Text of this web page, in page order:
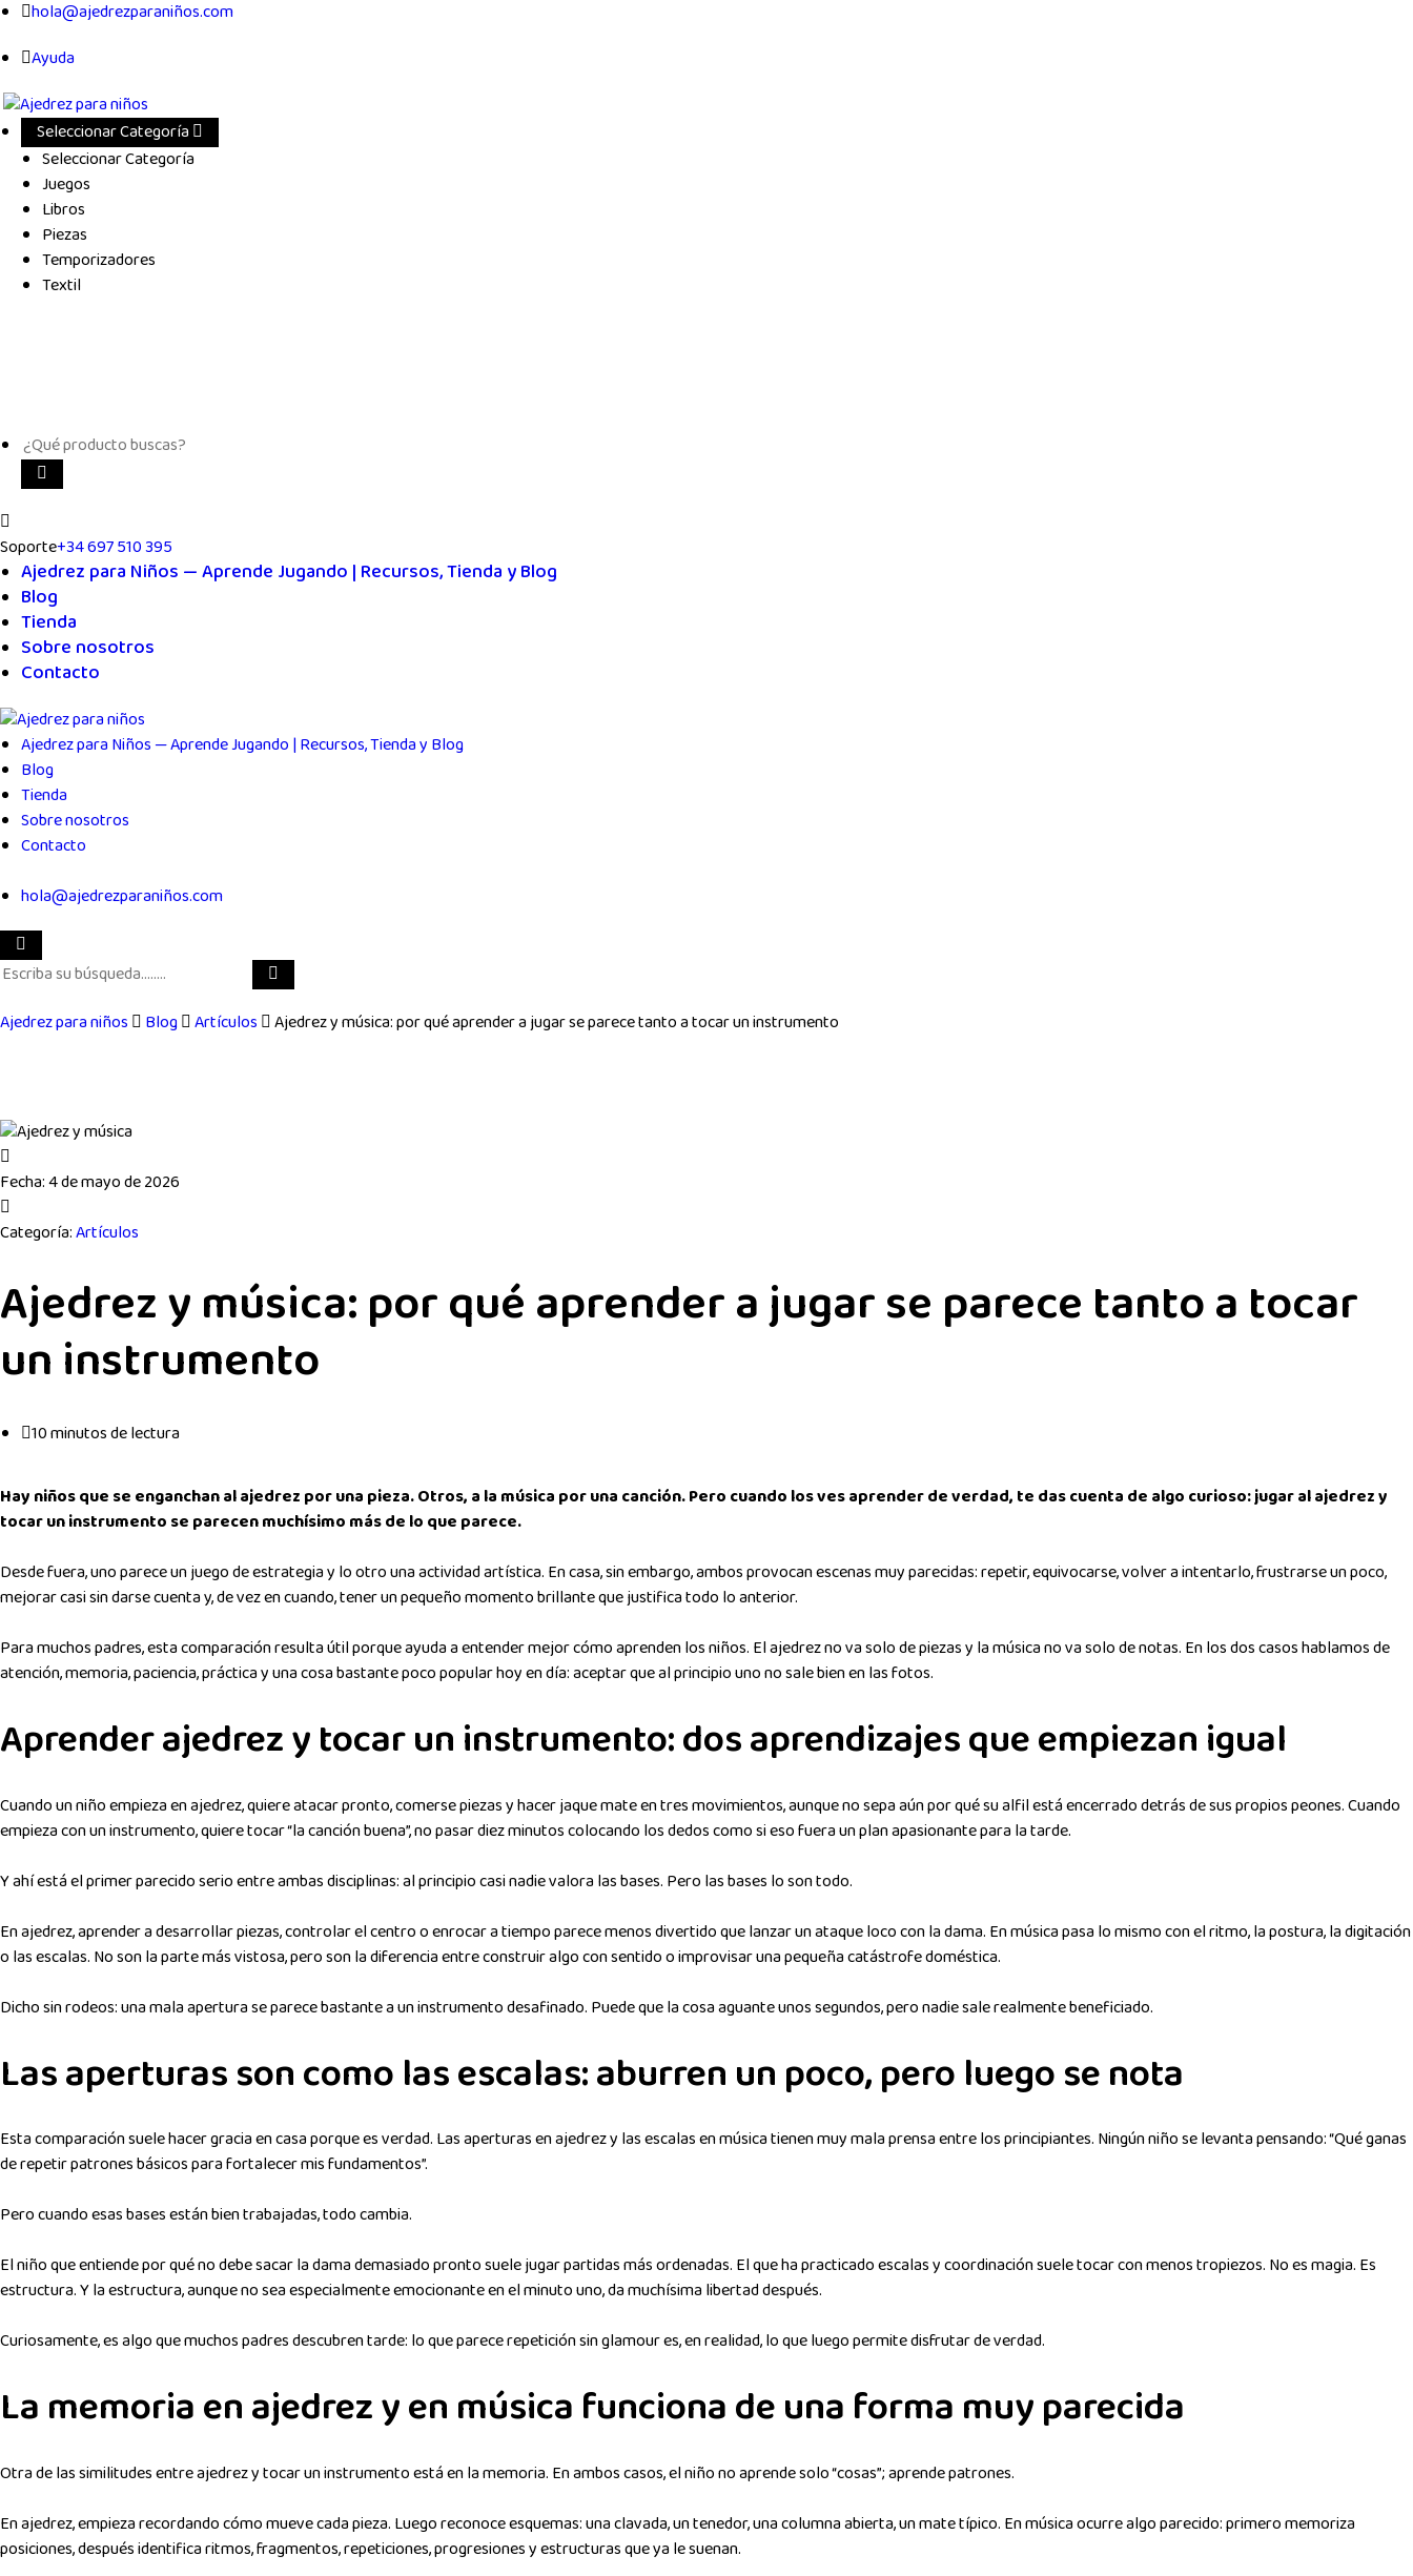
hola@ajedrezparaniños.com
Ayuda
Seleccionar Categoría
Seleccionar Categoría
Juegos
Libros
Piezas
Temporizadores
Textil
Soporte+34 697 510 395
Ajedrez para Niños — Aprende Jugando | Recursos, Tienda y Blog
Blog
Tienda
Sobre nosotros
Contacto
Ajedrez para Niños — Aprende Jugando | Recursos, Tienda y Blog
Blog
Tienda
Sobre nosotros
Contacto
hola@ajedrezparaniños.com
Ajedrez para niños Blog Artículos Ajedrez y música: por qué aprender a jugar se parece tanto a tocar un instrumento
Fecha:4 de mayo de 2026
Categoría:Artículos
Ajedrez y música: por qué aprender a jugar se parece tanto a tocar
un instrumento
10 minutos de lectura
Hay niños que se enganchan al ajedrez por una pieza. Otros, a la música por una canción. Pero cuando los ves aprender de verdad, te das cuenta de algo curioso: jugar al ajedrez y
tocar un instrumento se parecen muchísimo más de lo que parece.
Desde fuera, uno parece un juego de estrategia y lo otro una actividad artística. En casa, sin embargo, ambos provocan escenas muy parecidas: repetir, equivocarse, volver a intentarlo, frustrarse un poco,
mejorar casi sin darse cuenta y, de vez en cuando, tener un pequeño momento brillante que justifica todo lo anterior.
Para muchos padres, esta comparación resulta útil porque ayuda a entender mejor cómo aprenden los niños. El ajedrez no va solo de piezas y la música no va solo de notas. En los dos casos hablamos de
atención, memoria, paciencia, práctica y una cosa bastante poco popular hoy en día: aceptar que al principio uno no sale bien en las fotos.
Aprender ajedrez y tocar un instrumento: dos aprendizajes que empiezan igual
Cuando un niño empieza en ajedrez, quiere atacar pronto, comerse piezas y hacer jaque mate en tres movimientos, aunque no sepa aún por qué su alfil está encerrado detrás de sus propios peones. Cuando
empieza con un instrumento, quiere tocar “la canción buena”, no pasar diez minutos colocando los dedos como si eso fuera un plan apasionante para la tarde.
Y ahí está el primer parecido serio entre ambas disciplinas: al principio casi nadie valora las bases. Pero las bases lo son todo.
En ajedrez, aprender a desarrollar piezas, controlar el centro o enrocar a tiempo parece menos divertido que lanzar un ataque loco con la dama. En música pasa lo mismo con el ritmo, la postura, la digitación
o las escalas. No son la parte más vistosa, pero son la diferencia entre construir algo con sentido o improvisar una pequeña catástrofe doméstica.
Dicho sin rodeos: una mala apertura se parece bastante a un instrumento desafinado. Puede que la cosa aguante unos segundos, pero nadie sale realmente beneficiado.
Las aperturas son como las escalas: aburren un poco, pero luego se nota
Esta comparación suele hacer gracia en casa porque es verdad. Las aperturas en ajedrez y las escalas en música tienen muy mala prensa entre los principiantes. Ningún niño se levanta pensando: “Qué ganas
de repetir patrones básicos para fortalecer mis fundamentos”.
Pero cuando esas bases están bien trabajadas, todo cambia.
El niño que entiende por qué no debe sacar la dama demasiado pronto suele jugar partidas más ordenadas. El que ha practicado escalas y coordinación suele tocar con menos tropiezos. No es magia. Es
estructura. Y la estructura, aunque no sea especialmente emocionante en el minuto uno, da muchísima libertad después.
Curiosamente, es algo que muchos padres descubren tarde: lo que parece repetición sin glamour es, en realidad, lo que luego permite disfrutar de verdad.
La memoria en ajedrez y en música funciona de una forma muy parecida
Otra de las similitudes entre ajedrez y tocar un instrumento está en la memoria. En ambos casos, el niño no aprende solo “cosas”; aprende patrones.
En ajedrez, empieza recordando cómo mueve cada pieza. Luego reconoce esquemas: una clavada, un tenedor, una columna abierta, un mate típico. En música ocurre algo parecido: primero memoriza
posiciones, después identifica ritmos, fragmentos, repeticiones, progresiones y estructuras que ya le suenan.